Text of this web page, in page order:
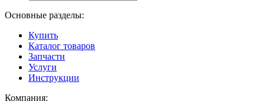
Основные разделы:
Купить
Каталог товаров
Запчасти
Услуги
Инструкции
Компания: